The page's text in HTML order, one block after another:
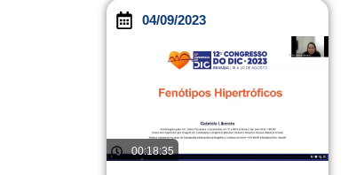
04/09/2023
00:18:35